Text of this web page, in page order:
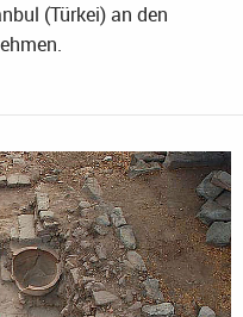
(Türkei) an den